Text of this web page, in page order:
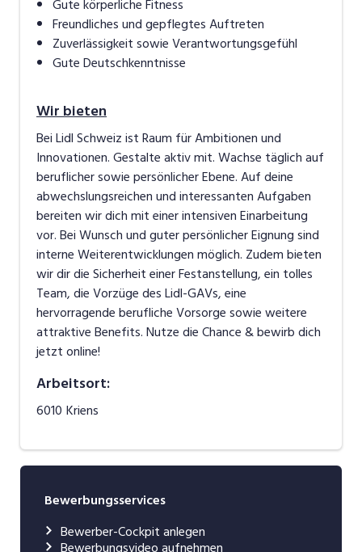
Gute körperliche Fitness
Freundliches und gepflegtes Auftreten
Zuverlässigkeit sowie Verantwortungsgefühl
Gute Deutschkenntnisse
Wir bieten
Bei Lidl Schweiz ist Raum für Ambitionen und
Innovationen. Gestalte aktiv mit. Wachse täglich auf
beruflicher sowie persönlicher Ebene. Auf deine
abwechslungsreichen und interessanten Aufgaben
bereiten wir dich mit einer intensiven Einarbeitung
vor. Bei Wunsch und guter persönlicher Eignung sind
interne Weiterentwicklungen möglich. Zudem bieten
wir dir die Sicherheit einer Festanstellung, ein tolles
Team, die Vorzüge des Lidl-GAVs, eine
hervorragende berufliche Vorsorge sowie weitere
attraktive Benefits. Nutze die Chance & bewirb dich
jetzt online!
Arbeitsort:
6010 Kriens
Bewerbungsservices
Bewerber-Cockpit anlegen
Bewerbungsvideo aufnehmen